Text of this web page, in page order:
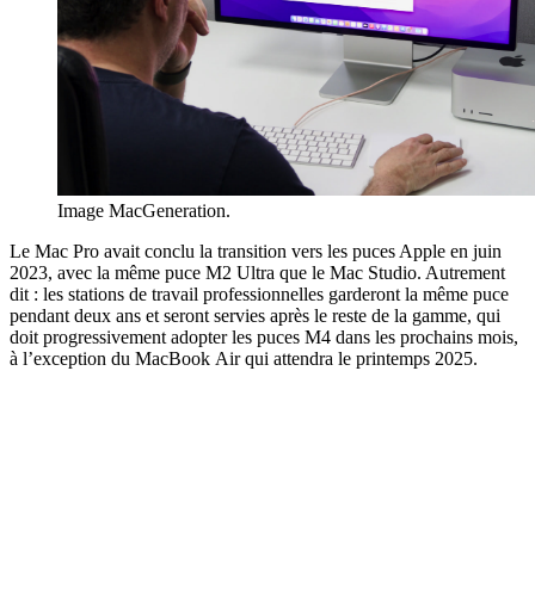
Image MacGeneration.
Le Mac Pro avait conclu la transition vers les puces Apple en juin
2023, avec la même puce M2 Ultra que le Mac Studio. Autrement
dit : les stations de travail professionnelles garderont la même puce
pendant deux ans et seront servies après le reste de la gamme, qui
doit progressivement adopter les puces M4 dans les prochains mois,
à l’exception du MacBook Air qui attendra le printemps 2025.